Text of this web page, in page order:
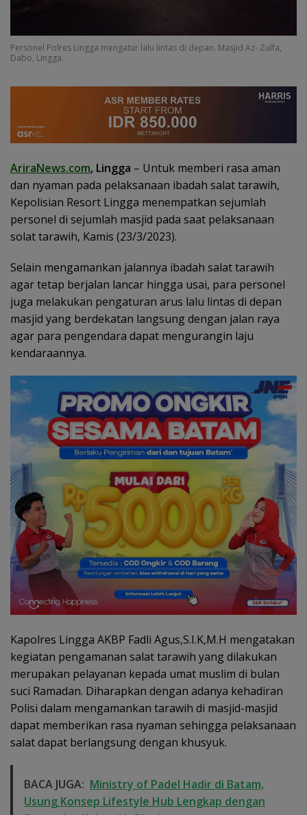
Personel Polres Lingga mengatur lalu lintas di depan. Masjid Az- Zulfa,
Dabo, Lingga.
AriraNews.com, Lingga – Untuk memberi rasa aman
dan nyaman pada pelaksanaan ibadah salat tarawih,
Kepolisian Resort Lingga menempatkan sejumlah
personel di sejumlah masjid pada saat pelaksanaan
solat tarawih, Kamis (23/3/2023).
Selain mengamankan jalannya ibadah salat tarawih
agar tetap berjalan lancar hingga usai, para personel
juga melakukan pengaturan arus lalu lintas di depan
masjid yang berdekatan langsung dengan jalan raya
agar para pengendara dapat mengurangin laju
kendaraannya.
Kapolres Lingga AKBP Fadli Agus,S.I.K,M.H mengatakan
kegiatan pengamanan salat tarawih yang dilakukan
merupakan pelayanan kepada umat muslim di bulan
suci Ramadan. Diharapkan dengan adanya kehadiran
Polisi dalam mengamankan tarawih di masjid-masjid
dapat memberikan rasa nyaman sehingga pelaksanaan
salat dapat berlangsung dengan khusyuk.
BACA JUGA: Ministry of Padel Hadir di Batam,
Usung Konsep Lifestyle Hub Lengkap dengan